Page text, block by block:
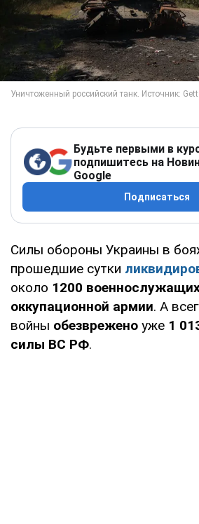
Будьте первыми в
подпишитесь на
Google
Подписаться
Силы обороны Украины в
прошедшие сутки
около 1200
оккупационной армии. А
войны обезврежено уже 1
силы ВС РФ.